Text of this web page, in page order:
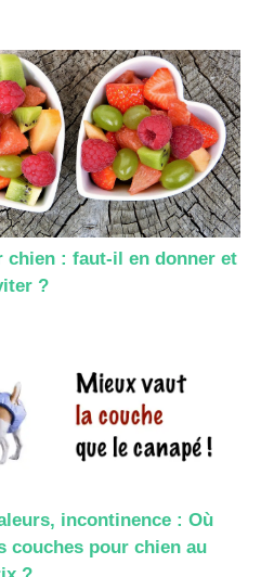
chien : faut-il en donner et
?
incontinence : Où
couches pour chien au